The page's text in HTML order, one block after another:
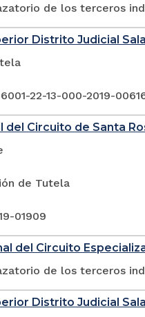
de los terceros
Distrito Judicial
22-13-000-2019-
del Circuito de Santa
de Tutela
01909
del Circuito
de los terceros
Distrito Judicial